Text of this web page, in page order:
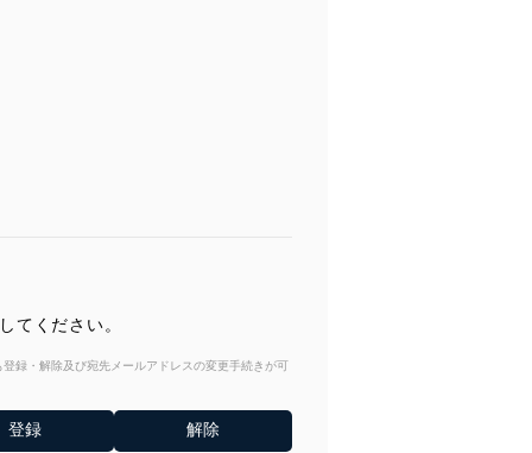
てください。
録・解除及び宛先メールアドレスの変更手続きが可